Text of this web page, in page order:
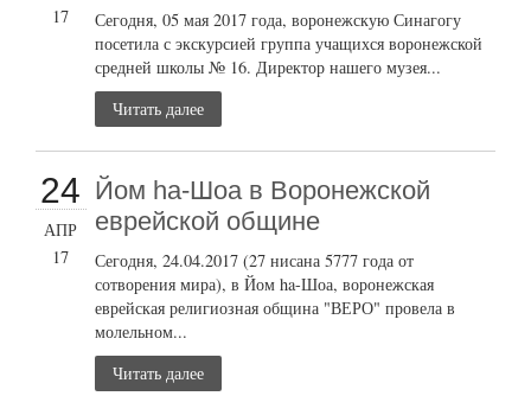
17
Сегодня, 05 мая 2017 года, воронежскую Синагогу
посетила с экскурсией группа учащихся воронежской
средней школы № 16. Директор нашего музея...
Читать далее
24
АПР
17
Йом ha-Шоа в Воронежской
еврейской общине
Сегодня, 24.04.2017 (27 нисана 5777 года от
сотворения мира), в Йом ha-Шоа, воронежская
еврейская религиозная община "ВЕРО" провела в
молельном...
Читать далее